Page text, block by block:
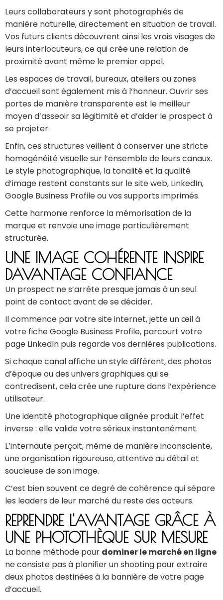
Leurs collaborateurs y sont photographiés de
manière naturelle, directement en situation de travail.
Vos futurs clients découvrent ainsi les vrais visages de
leurs interlocuteurs, ce qui crée une relation de
proximité avant même le premier appel.
Les espaces de travail, bureaux, ateliers ou zones
d’accueil sont également mis à l’honneur. Ouvrir ses
portes de manière transparente est le meilleur
moyen d’asseoir sa légitimité et d’aider le prospect à
se projeter.
Enfin, ces structures veillent à conserver une stricte
homogénéité visuelle sur l’ensemble de leurs canaux.
Le style photographique, la tonalité et la qualité
d’image restent constants sur le site web, LinkedIn,
Google Business Profile ou vos supports imprimés.
Cette harmonie renforce la mémorisation de la
marque et renvoie une image particulièrement
structurée.
UNE IMAGE COHÉRENTE INSPIRE
DAVANTAGE CONFIANCE
Un prospect ne s’arrête presque jamais à un seul
point de contact avant de se décider.
Il commence par votre site internet, jette un œil à
votre fiche Google Business Profile, parcourt votre
page LinkedIn puis regarde vos dernières publications.
Si chaque canal affiche un style différent, des photos
d’époque ou des univers graphiques qui se
contredisent, cela crée une rupture dans l’expérience
utilisateur.
Une identité photographique alignée produit l’effet
inverse : elle valide votre sérieux instantanément.
L’internaute perçoit, même de manière inconsciente,
une organisation rigoureuse, attentive au détail et
soucieuse de son image.
C’est bien souvent ce degré de cohérence qui sépare
les leaders de leur marché du reste des acteurs.
REPRENDRE L'AVANTAGE GRÂCE À
UNE PHOTOTHÈQUE SUR MESURE
La bonne méthode pour dominer le marché en ligne
ne consiste pas à planifier un shooting pour extraire
deux photos destinées à la bannière de votre page
d’accueil.